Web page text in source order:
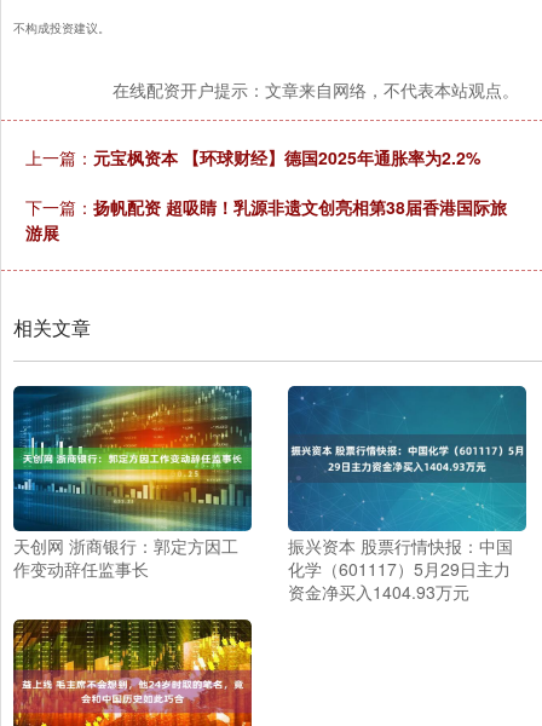
不构成投资建议。
在线配资开户提示：文章来自网络，不代表本站观点。
上一篇： 元宝枫资本 【环球财经】德国2025年通胀率为2.2%
下一篇： 扬帆配资 超吸睛！乳源非遗文创亮相第38届香港国际旅
游展
相关文章
天创网 浙商银行：郭定方因工
作变动辞任监事长
振兴资本 股票行情快报：中国
化学（601117）5月29日主力
资金净买入1404.93万元